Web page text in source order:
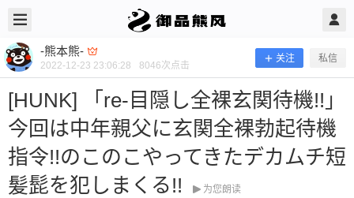
-熊本熊-
2022-12-23 23:06:28 8046次点击
关注 私信
[HUNK] 「re-目隠し全裸玄関待機!!」
今回は中年親父に玄関全裸勃起待機
指令!!のこのこやってきたデカムチ短
髪髭を犯しまくる!!
为您朗读
-熊本熊- @ 御品熊风 2022/12/23